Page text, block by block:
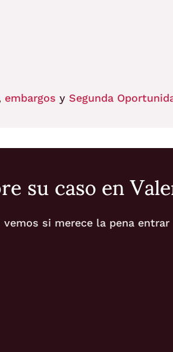
embargos y Segunda
su caso en
si merece la pena